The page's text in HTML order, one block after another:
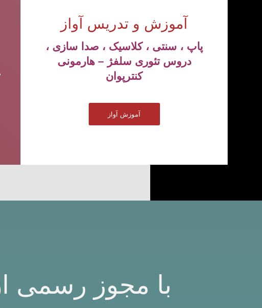
آموزش و تدریس آواز
پاپ ، سنتی ، کلاسیک ، صدا سازی ،
دروس تئوری سلفژ – هارمونی
کنترپوان
آموزش آواز
با مجوز رسمی